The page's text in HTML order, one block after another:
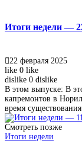
Итоги недели —
22 февраля 2025
like 0 like
dislike 0 dislike
В этом выпуске: В
капремонтов в
время
Смотреть позже
Итоги недели